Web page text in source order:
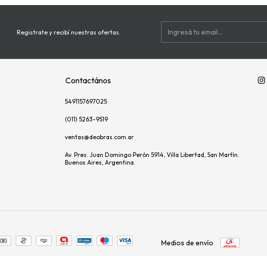
Registrate y recibí nuestras ofertas.
Contactános
5491157697025
(011) 5263-9519
ventas@deobras.com.ar
Av. Pres. Juan Domingo Perón 5914, Villa Libertad, San Martín.
Buenos Aires, Argentina.
Medios de envío